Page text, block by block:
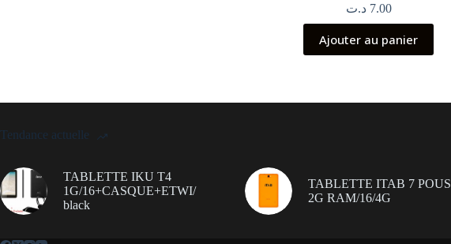
7.00 د.ت
Ajouter au panier
Tendance actuelle
TABLETTE IKU T4
1G/16+CASQUE+ETWI/
black
TABLETTE ITAB 7 POUS
2G RAM/16/4G